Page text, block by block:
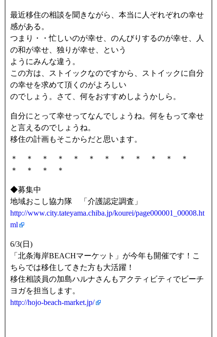
最近移住の相談を聞きながら、本当に人ぞれぞれの幸せ
感がある。
つまり・・忙しいのが幸せ、のんびりするのが幸せ、人
の和が幸せ、独りが幸せ、という
ようにみんな違う。
この方は、ストイックなのですから、ストイックに自分
の幸せを求めて頂くのがよろしい
のでしょう。さて、何をおすすめしようかしら。
自分にとって幸せってなんでしょうね。何をもって幸せ
と言えるのでしょうね。
移住の計画もそこからだと思います。
＊ ＊ ＊ ＊ ＊ ＊ ＊ ＊ ＊ ＊ ＊ ＊
＊ ＊ ＊ ＊
◆募集中
地域おこし協力隊 「介護認定調査」
http://www.city.tateyama.chiba.jp/kourei/page000001_00008.ht
ml
6/3(日)
「北条海岸BEACHマーケット」が今年も開催です！こ
ちらでは移住してきた方も大活躍！
移住相談員の加島ハルナさんもアクティビティでビーチ
ヨガを担当します。
http://hojo-beach-market.jp/